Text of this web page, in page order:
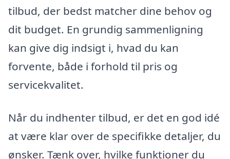
tilbud, der bedst matcher dine behov og
dit budget. En grundig sammenligning
kan give dig indsigt i, hvad du kan
forvente, både i forhold til pris og
servicekvalitet.
Når du indhenter tilbud, er det en god idé
at være klar over de specifikke detaljer, du
ønsker. Tænk over, hvilke funktioner du